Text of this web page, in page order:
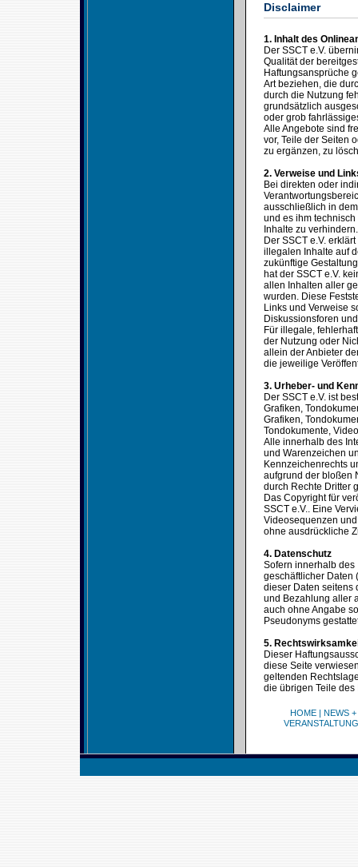
Disclaimer
1. Inhalt des
Der SSCT e.V.
Qualität der
Haftungsansprüche
Art beziehen, die
durch die Nutzung
grundsätzlich
oder grob
Alle Angebote sind
vor, Teile der Seiten
zu ergänzen, zu
2. Verweise und
Bei direkten oder
ausschließlich in
und es ihm
Inhalte zu verhindern.
Der SSCT e.V.
illegalen Inhalte auf
zukünftige
hat der SSCT e.V.
allen Inhalten aller
wurden. Diese
Links und Verweise
Diskussionsforen
Für illegale,
der Nutzung oder
allein der Anbieter
die jeweilige
3. Urheber- und
Der SSCT e.V. ist
Grafiken,
Grafiken,
Tondokumente,
Alle innerhalb des
und Warenzeichen
Kennzeichenrechts
aufgrund der bloßen
durch Rechte Dritter
Das Copyright für
SSCT e.V.. Eine
Videosequenzen
ohne ausdrückliche
4. Datenschutz
Sofern innerhalb
geschäftlicher Daten
dieser Daten seitens
und Bezahlung aller
auch ohne Angabe
Pseudonyms
5.
Dieser
diese Seite
geltenden
die übrigen Teile
HOME| NEWS